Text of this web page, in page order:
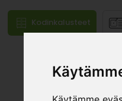
Kodinkalusteet